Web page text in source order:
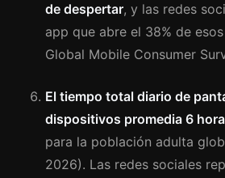
de despertar, y las redes
app que abre el 38% de
Global Mobile Consumer
El tiempo total diario de
dispositivos promedia 6
para la población adulta
2026). Las redes sociales